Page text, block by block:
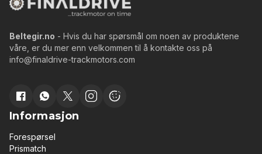
Beltegir.no - Hvis du har spørsmål om noen av produktene
våre, er du mer enn velkommen til å kontakte oss på
info@finaldrive-trackmotors.com
Informasjon
Forespørsel
Prismatch